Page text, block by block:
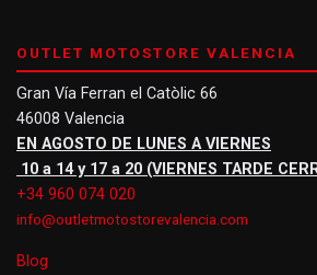
OUTLET MOTOSTORE VALENCIA
Gran Vía Ferran el Catòlic 66
46008 Valencia
EN AGOSTO DE LUNES A VIERNES
10 a 14 y 17 a 20 (VIERNES TARDE
+34 960 074 020
info@outletmotostorevalencia.com
Blog